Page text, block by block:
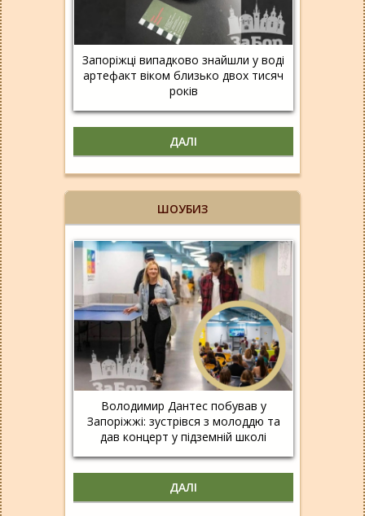
Запоріжці випадково знайшли у воді
артефакт віком близько двох тисяч
років
ДАЛІ
ШОУБИЗ
Володимир Дантес побував у
Запоріжжі: зустрівся з молоддю та
дав концерт у підземній школі
ДАЛІ